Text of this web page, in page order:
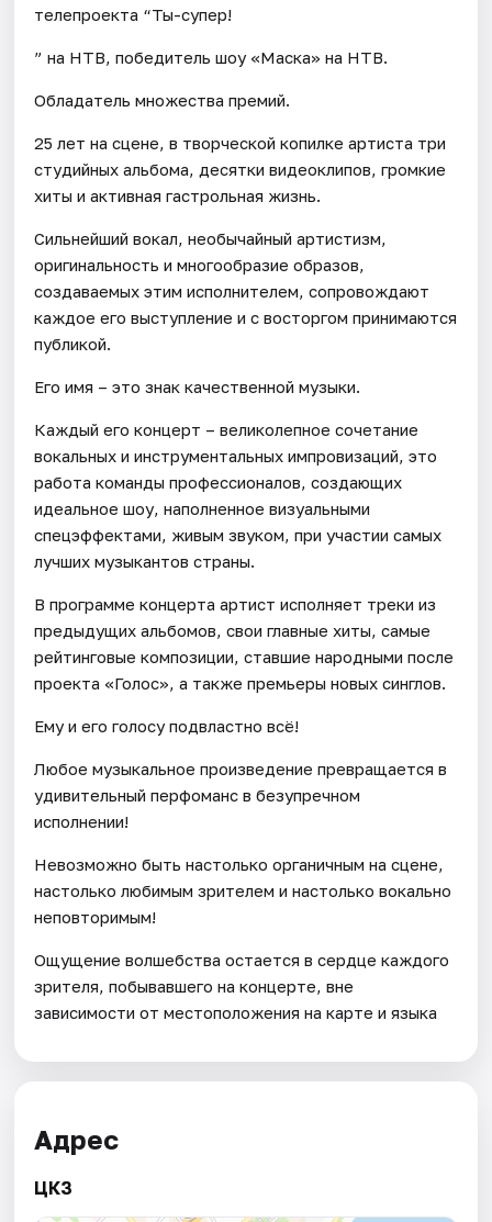
телепроекта “Ты-супер!
” на НТВ, победитель шоу «Маска» на НТВ.
Обладатель множества премий.
25 лет на сцене, в творческой копилке артиста три
студийных альбома, десятки видеоклипов, громкие
хиты и активная гастрольная жизнь.
Сильнейший вокал, необычайный артистизм,
оригинальность и многообразие образов,
создаваемых этим исполнителем, сопровождают
каждое его выступление и с восторгом принимаются
публикой.
Его имя – это знак качественной музыки.
Каждый его концерт – великолепное сочетание
вокальных и инструментальных импровизаций, это
работа команды профессионалов, создающих
идеальное шоу, наполненное визуальными
спецэффектами, живым звуком, при участии самых
лучших музыкантов страны.
В программе концерта артист исполняет треки из
предыдущих альбомов, свои главные хиты, самые
рейтинговые композиции, ставшие народными после
проекта «Голос», а также премьеры новых синглов.
Ему и его голосу подвластно всё!
Любое музыкальное произведение превращается в
удивительный перфоманс в безупречном
исполнении!
Невозможно быть настолько органичным на сцене,
настолько любимым зрителем и настолько вокально
неповторимым!
Ощущение волшебства остается в сердце каждого
зрителя, побывавшего на концерте, вне
зависимости от местоположения на карте и языка
Адрес
ЦКЗ